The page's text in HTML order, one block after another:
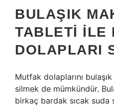
BULAŞIK
TABLETI ILE
DOLAPLARI
Mutfak dolaplarını
silmek de mümkündür.
birkaç bardak sıcak